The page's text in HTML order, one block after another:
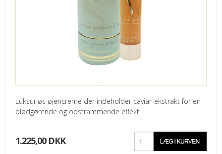
Luksuriøs øjencreme der indeholder caviar-ekstrakt for en
blødgørende og opstrammende effekt.
1.225,00 DKK